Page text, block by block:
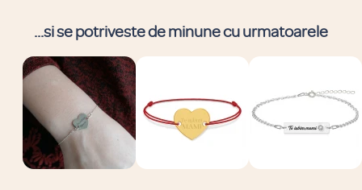
...si se potriveste de minune cu urmatoarele